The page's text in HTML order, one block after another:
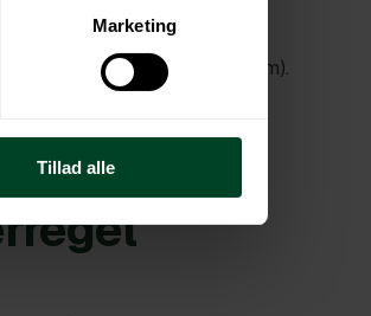
Marketing
Tillad alle
levering.
smides ud efter brug.
genbrug (fx med retursystem).
anvendelse.